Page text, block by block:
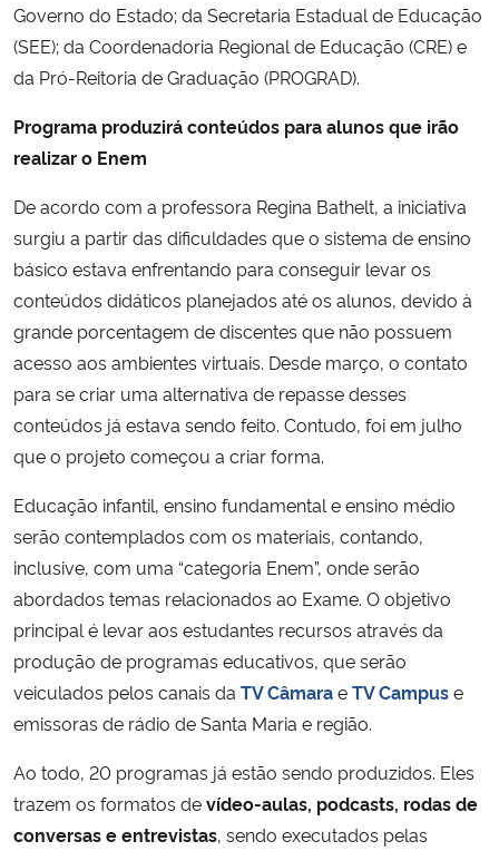
Planalto
Governo do Estado; da Secretaria Estadual de Educação
(SEE); da Coordenadoria Regional de Educação (CRE) e
da Pró-Reitoria de Graduação (PROGRAD).
Programa produzirá conteúdos para alunos que irão
realizar o Enem
De acordo com a professora Regina Bathelt, a iniciativa
surgiu a partir das dificuldades que o sistema de ensino
básico estava enfrentando para conseguir levar os
conteúdos didáticos planejados até os alunos, devido à
grande porcentagem de discentes que não possuem
acesso aos ambientes virtuais. Desde março, o contato
para se criar uma alternativa de repasse desses
conteúdos já estava sendo feito. Contudo, foi em julho
que o projeto começou a criar forma.
Educação infantil, ensino fundamental e ensino médio
serão contemplados com os materiais, contando,
inclusive, com uma “categoria Enem”, onde serão
abordados temas relacionados ao Exame. O objetivo
principal é levar aos estudantes recursos através da
produção de programas educativos, que serão
veiculados pelos canais da TV CâmaraeTV Campuse
emissoras de rádio de Santa Maria e região.
Ao todo, 20 programas já estão sendo produzidos. Eles
trazem os formatos devídeo-aulas, podcasts, rodas de
conversas e entrevistas, sendo executados pelas